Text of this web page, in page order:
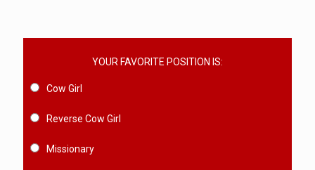
YOUR FAVORITE POSITION IS:
Cow Girl
Reverse Cow Girl
Missionary